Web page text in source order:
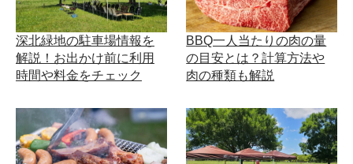
深北緑地の駐車場情報を
解説！お出かけ前に利用
時間や料金をチェック
BBQ一人当たりの肉の量
の目安とは？計算方法や
肉の種類も解説